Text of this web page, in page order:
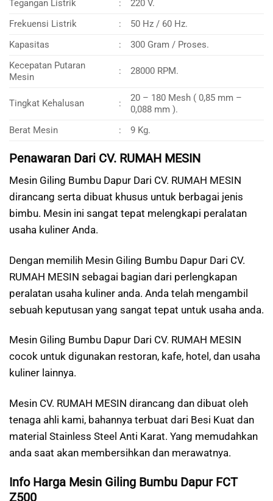
Tegangan Listrik
:
220 V.
Frekuensi Listrik
:
50 Hz / 60 Hz.
Kapasitas
:
300 Gram / Proses.
Kecepatan Putaran
Mesin
: 28000 RPM.
Tingkat Kehalusan :
20 – 180 Mesh ( 0,85 mm –
0,088 mm ).
Berat Mesin
: 9 Kg.
Penawaran Dari CV. RUMAH MESIN
Mesin Giling Bumbu Dapur Dari CV. RUMAH MESIN
dirancang serta dibuat khusus untuk berbagai jenis
bimbu. Mesin ini sangat tepat melengkapi peralatan
usaha kuliner Anda.
Dengan memilih Mesin Giling Bumbu Dapur Dari CV.
RUMAH MESIN sebagai bagian dari perlengkapan
peralatan usaha kuliner anda. Anda telah mengambil
sebuah keputusan yang sangat tepat untuk usaha anda.
Mesin Giling Bumbu Dapur Dari CV. RUMAH MESIN
cocok untuk digunakan restoran, kafe, hotel, dan usaha
kuliner lainnya.
Mesin CV. RUMAH MESIN dirancang dan dibuat oleh
tenaga ahli kami, bahannya terbuat dari Besi Kuat dan
material Stainless Steel Anti Karat. Yang memudahkan
anda saat akan membersihkan dan merawatnya.
Info Harga Mesin Giling Bumbu Dapur FCT
Z500